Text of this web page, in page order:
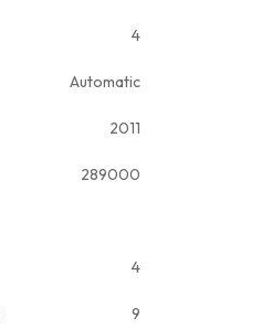
4
Automatic
2011
289000
4
9